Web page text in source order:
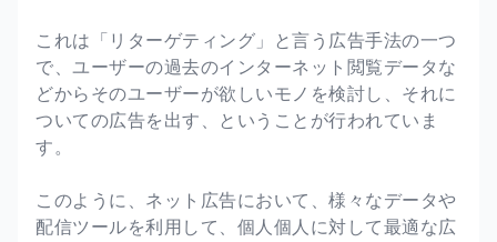
これは「リターゲティング」と言う広告手法の一つ
で、ユーザーの過去のインターネット閲覧データな
どからそのユーザーが欲しいモノを検討し、それに
ついての広告を出す、ということが行われていま
す。
このように、ネット広告において、様々なデータや
配信ツールを利用して、個人個人に対して最適な広